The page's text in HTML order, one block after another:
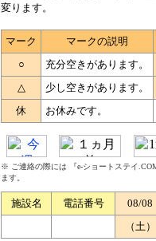
変ります。
マーク マークの説明
○
充分空きがあります。
△
少し空きがあります。
休
お休みです。
※ ご連絡の際には 『e-ショートステイ
ます。
施設名 電話番号 08/08
（土）